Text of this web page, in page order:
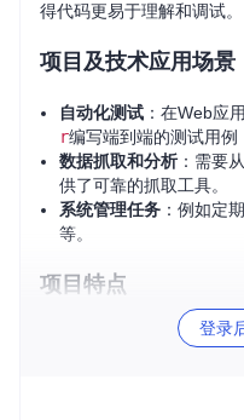
得代码更易于理解和调试。
项目及技术应用场景
自动化测试 ：在Web应
r编写端到端的测试用例
数据抓取和分析：需要
供了可靠的抓取工具。
系统管理任务 ：例如定
等。
项目特点
Haskell原生支持 ：
登录